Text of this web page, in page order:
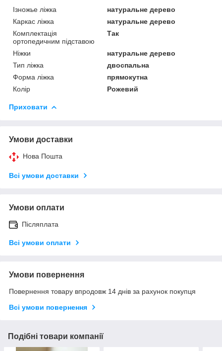
Ізножье ліжка
натуральне дерево
Каркас ліжка
натуральне дерево
Комплектація
ортопедичним підставою
Так
Ніжки
натуральне дерево
Тип ліжка
двоспальна
Форма ліжка
прямокутна
Колір
Рожевий
Приховати
Умови доставки
Нова Пошта
Всі умови доставки
Умови оплати
Післяплата
Всі умови оплати
Умови повернення
Повернення товару впродовж 14 днів за рахунок покупця
Всі умови повернення
Подібні товари компанії